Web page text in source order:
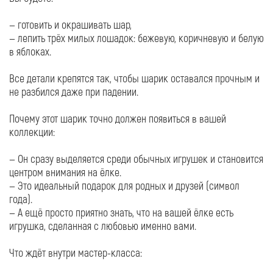
— готовить и окрашивать шар,
— лепить трёх милых лошадок: бежевую, коричневую и белую
в яблоках.
Все детали крепятся так, чтобы шарик оставался прочным и
не разбился даже при падении.
Почему этот шарик точно должен появиться в вашей
коллекции:
— Он сразу выделяется среди обычных игрушек и становится
центром внимания на ёлке.
— Это идеальный подарок для родных и друзей (символ
года).
— А ещё просто приятно знать, что на вашей ёлке есть
игрушка, сделанная с любовью именно вами.
Что ждёт внутри мастер-класса: